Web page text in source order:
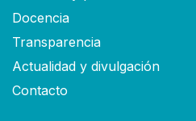
Docencia
Transparencia
Actualidad y divulgación
Contacto